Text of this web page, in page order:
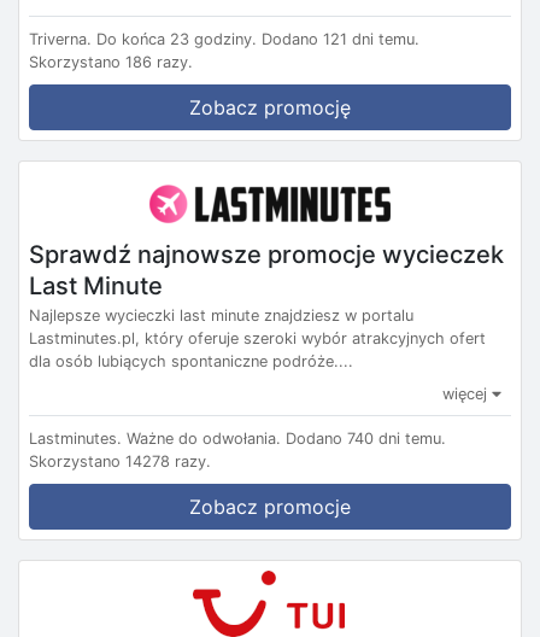
Triverna. Do końca 23 godziny. Dodano 121 dni temu.
Skorzystano 186 razy.
Zobacz promocję
Sprawdź najnowsze promocje wycieczek
Last Minute
Najlepsze wycieczki last minute znajdziesz w portalu
Lastminutes.pl, który oferuje szeroki wybór atrakcyjnych ofert
dla osób lubiących spontaniczne podróże....
więcej
Lastminutes. Ważne do odwołania. Dodano 740 dni temu.
Skorzystano 14278 razy.
Zobacz promocje